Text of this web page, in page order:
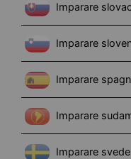
Imparare
Imparare
Imparare
Imparare
Imparare